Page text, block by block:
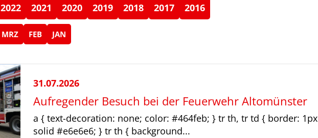
2022 2021 2020 2019 2018 2017 2016
MRZ FEB JAN
31.07.2026
Aufregender Besuch bei der Feuerwehr Altomünster
a { text-decoration: none; color: #464feb; } tr th, tr td { border: 1px
solid #e6e6e6; } tr th { background...